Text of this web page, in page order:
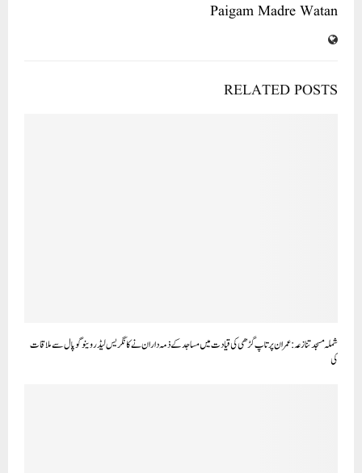
Paigam Madre Watan
RELATED POSTS
شملہ مسجد تنازعہ: عمران پر تاپ گڑھی کی قیادت میں مساجد کے ذمہ داران نے کانگریس لیڈر وینو گوپال سے ملاقا ت
کی